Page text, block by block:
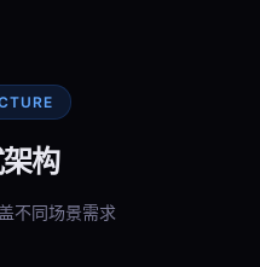
构
不同场景需求